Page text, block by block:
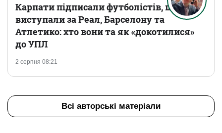
2 серпня 08:21
Карпати підписали футболістів, що
виступали за Реал, Барселону та
Атлетико: хто вони та як «докотилися»
до УПЛ
Всі авторські матеріали